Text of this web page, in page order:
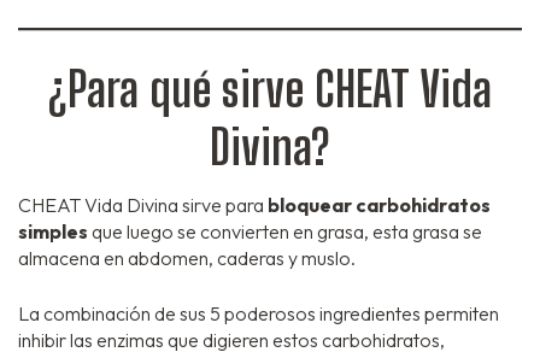
¿Para qué sirve CHEAT Vida
Divina?
CHEAT Vida Divina sirve para bloquear carbohidratos
simples que luego se convierten en grasa, esta grasa se
almacena en abdomen, caderas y muslo.
La combinación de sus 5 poderosos ingredientes permiten
inhibir las enzimas que digieren estos carbohidratos,